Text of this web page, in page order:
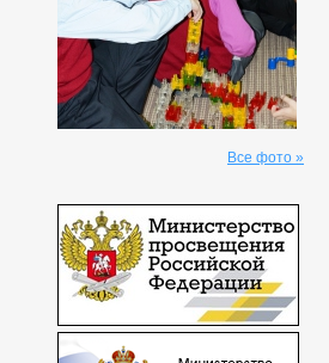
Все фото »